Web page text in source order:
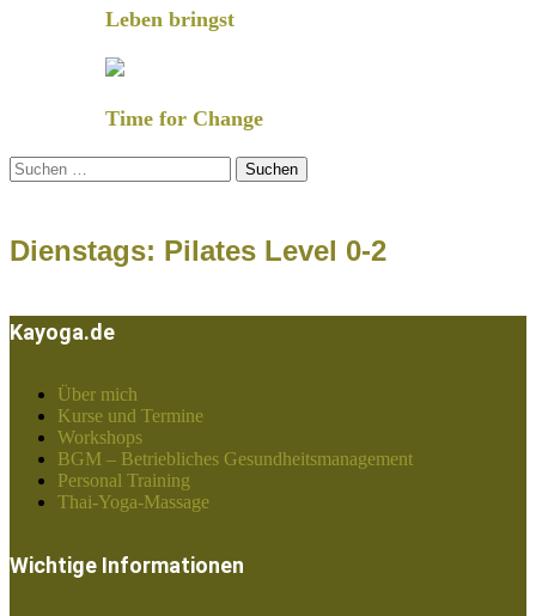
Leben bringst
Time for Change
Suchen
nach:
Dienstags: Pilates Level 0-2
Kayoga.de
Über mich
Kurse und Termine
Workshops
BGM – Betriebliches Gesundheitsmanagement
Personal Training
Thai-Yoga-Massage
Wichtige Informationen